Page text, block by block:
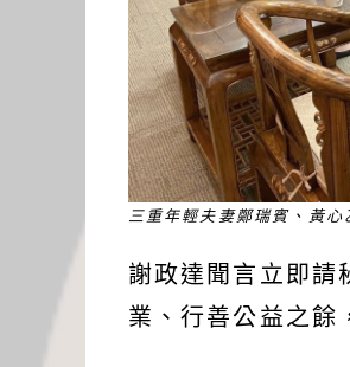
三重年輕夫妻鄭瑞賓、黃
謝政達聞言立即
業、行善公益之餘